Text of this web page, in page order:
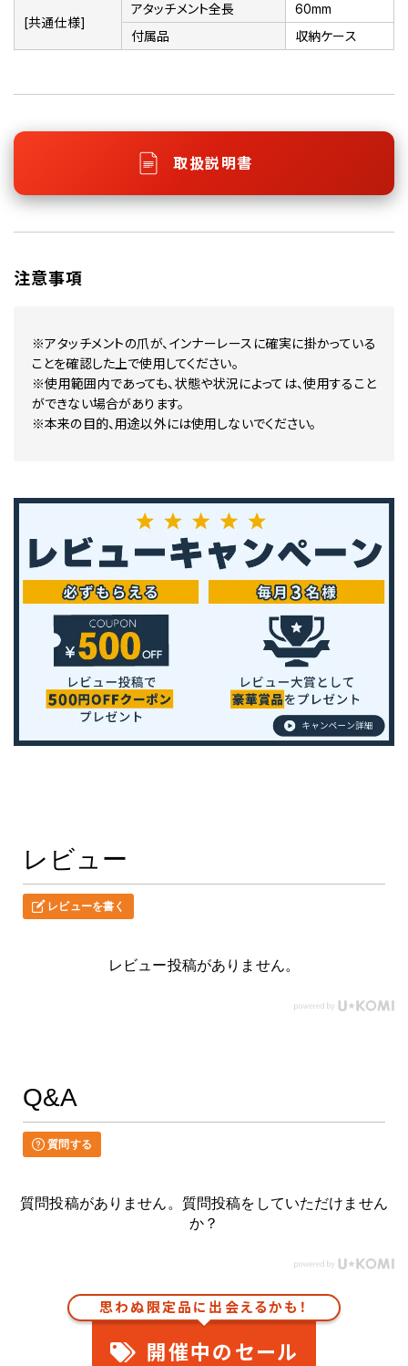
[共通仕様]
アタッチメント全長
60mm
付属品
収納ケース
取扱説明書
注意事項
※アタッチメントの爪が、インナーレースに確実に掛かっている
ことを確認した上で使用してください。
※使用範囲内であっても、状態や状況によっては、使用すること
ができない場合があります。
※本来の目的、用途以外には使用しないでください。
レビュー
レビューを書く
レビュー投稿がありません。
Q&A
質問する
質問投稿がありません。質問投稿をしていただけません
か？
思わぬ限定品に出会えるかも！
開催中のセール